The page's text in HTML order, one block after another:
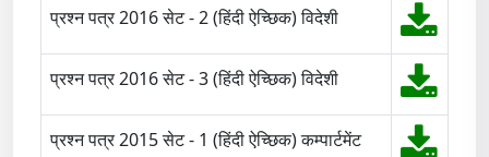
प्रश्न पत्र 2016 सेट - 2 (हिंदी ऐच्छिक) विदेशी
प्रश्न पत्र 2016 सेट - 3 (हिंदी ऐच्छिक) विदेशी
प्रश्न पत्र 2015 सेट - 1 (हिंदी ऐच्छिक) कम्पार्टमेंट